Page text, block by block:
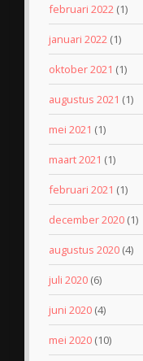
februari 2022 (1)
januari 2022 (1)
oktober 2021 (1)
augustus 2021 (1)
mei 2021 (1)
maart 2021 (1)
februari 2021 (1)
december 2020 (1)
augustus 2020 (4)
juli 2020 (6)
juni 2020 (4)
mei 2020 (10)